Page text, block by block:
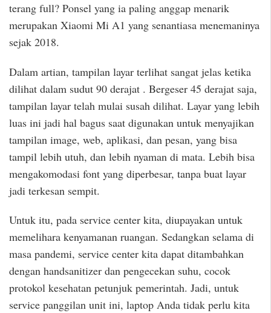
terang full? Ponsel yang ia paling anggap menarik
merupakan Xiaomi Mi A1 yang senantiasa menemaninya
sejak 2018.
Dalam artian, tampilan layar terlihat sangat jelas ketika
dilihat dalam sudut 90 derajat . Bergeser 45 derajat saja,
tampilan layar telah mulai susah dilihat. Layar yang lebih
luas ini jadi hal bagus saat digunakan untuk menyajikan
tampilan image, web, aplikasi, dan pesan, yang bisa
tampil lebih utuh, dan lebih nyaman di mata. Lebih bisa
mengakomodasi font yang diperbesar, tanpa buat layar
jadi terkesan sempit.
Untuk itu, pada service center kita, diupayakan untuk
memelihara kenyamanan ruangan. Sedangkan selama di
masa pandemi, service center kita dapat ditambahkan
dengan handsanitizer dan pengecekan suhu, cocok
protokol kesehatan petunjuk pemerintah. Jadi, untuk
service panggilan unit ini, laptop Anda tidak perlu kita